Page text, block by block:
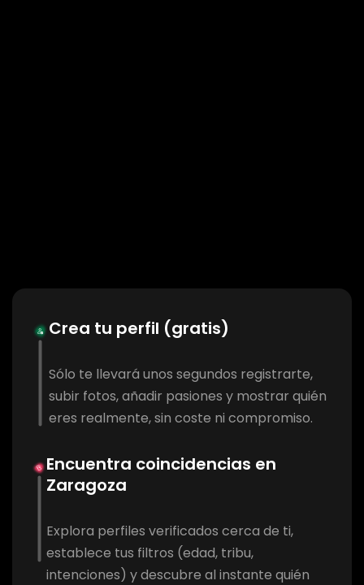
Crea tu perfil (gratis)
Sólo te llevará unos segundos registrarte,
subir fotos, añadir pasiones y mostrar quién
eres realmente, sin coste ni compromiso.
Encuentra coincidencias en
Zaragoza
Explora perfiles verificados cerca de ti,
establece tus filtros (edad, tribu,
intenciones) y descubre al instante quién